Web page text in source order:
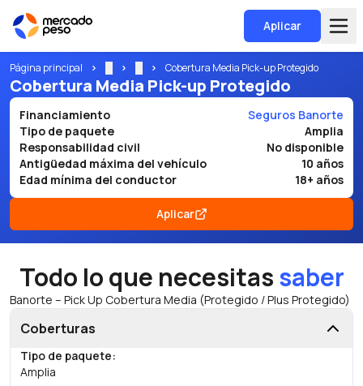
Aplicar
Página principal Cobertura Media Pick-up Protegido
Cobertura Media Pick-up Protegido
Financiamiento
Seguros Banorte
Tipo de paquete
Amplia
Responsabilidad civil
No disponible
Antigüedad máxima del vehículo
10 años
Edad mínima del conductor
18+ años
Aplicar
Todo lo que necesitassaber
Banorte – Pick Up Cobertura Media (Protegido / Plus Protegido)
Coberturas
Tipo de paquete:
Amplia